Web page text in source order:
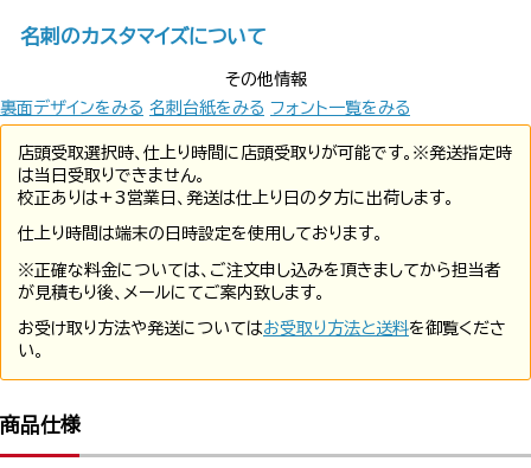
名刺のカスタマイズについて
その他情報
裏面デザインをみる 名刺台紙をみる フォント一覧をみる
店頭受取選択時、仕上り時間に店頭受取りが可能です。※発送指定時
は当日受取りできません。
校正ありは+3営業日、発送は仕上り日の夕方に出荷します。
仕上り時間は端末の日時設定を使用しております。
※正確な料金については、ご注文申し込みを頂きましてから担当者
が見積もり後、メールにてご案内致します。
お受け取り方法や発送についてはお受取り方法と送料を御覧くださ
い。
商品仕様